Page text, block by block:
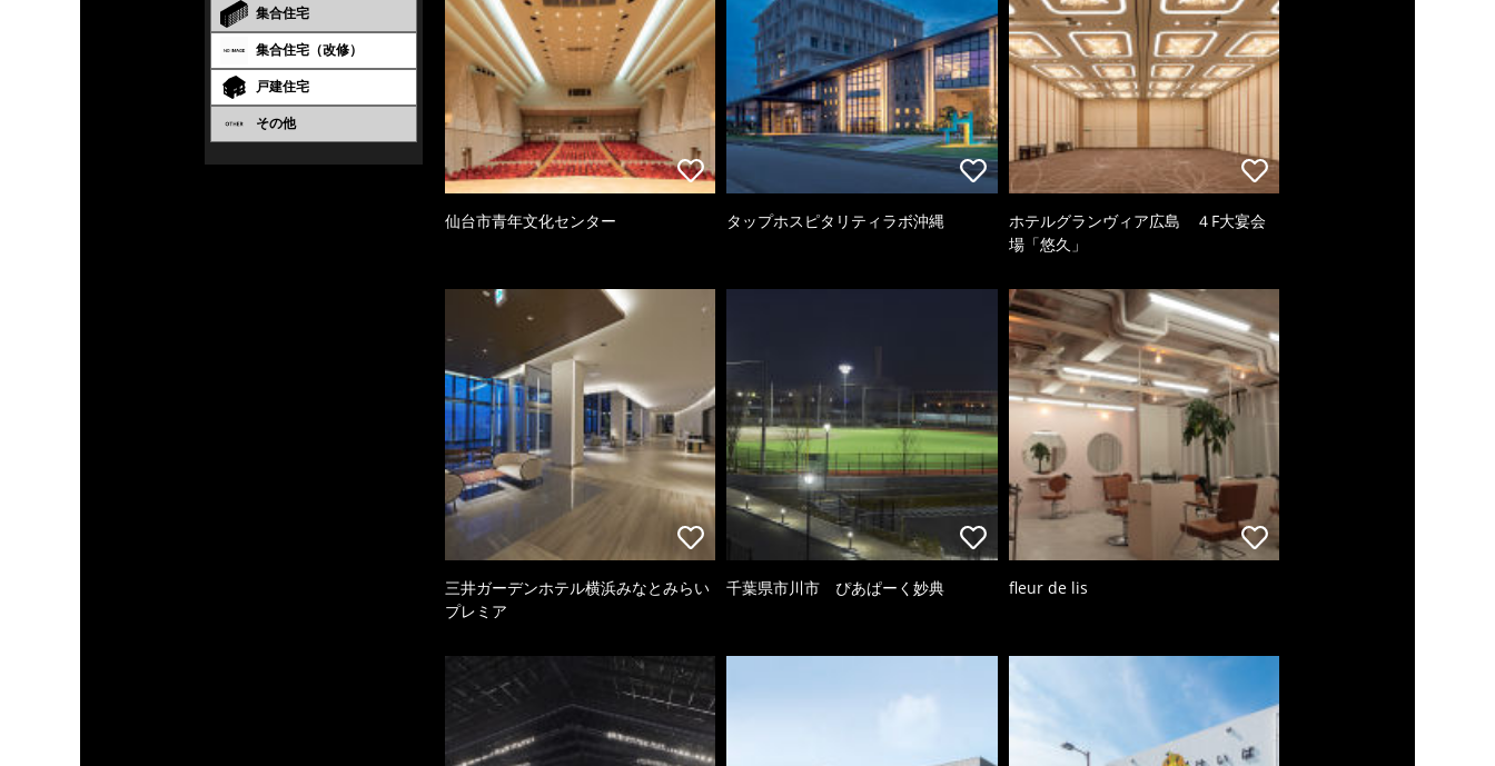
集合住宅
集合住宅（改修）
戸建住宅
その他
仙台市青年文化センター タップホスピタリティラボ沖縄
ホテルグランヴィア広島 ４F大宴会
場「悠久」
三井ガーデンホテル横浜みなとみらい
プレミア
千葉県市川市 ぴあぱーく妙典 fleur de lis